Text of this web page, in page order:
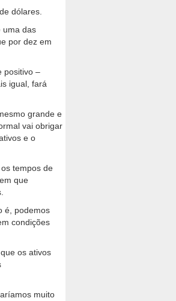
dólares.
uma das
por dez em
positivo –
igual, fará
grande e
vai obrigar
e o
tempos de
que
é, podemos
condições
os ativos
muito